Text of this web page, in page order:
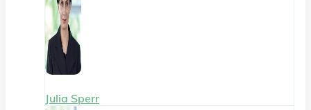
Julia Sperr